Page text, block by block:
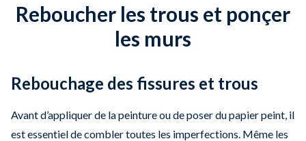
Reboucher les trous et ponçer
les murs
Rebouchage des fissures et trous
Avant d’appliquer de la peinture ou de poser du papier peint, il
est essentiel de combler toutes les imperfections. Même les